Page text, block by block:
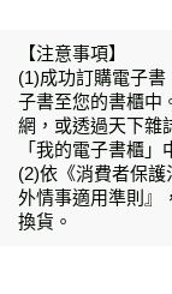
【注意事項】
(1)成功訂購電子
子書至您的書櫃中
網，或透過天下雜
「我的電子書櫃」
(2)依《消費者保
外情事適用準則』
換貨。